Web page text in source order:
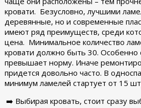
кровати. Безусловно, лучшими
деревянные, но и современные
имеют ряд преимуществ, среди
цена. Минимальное количество
кровати должно быть 30. Особенно
превышает норму. Иначе
придется довольно часто. В
минимум ламелей стартует от 15
➡️ Выбирая кровать, стоит сразу